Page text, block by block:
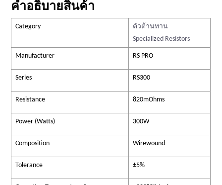
คำอธิบายสินค้า
Category
ตัวต้านทาน
Specialized Resistors
Manufacturer RS PRO
Series RS300
Resistance 820mOhms
Power (Watts) 300W
Composition Wirewound
Tolerance ±5%